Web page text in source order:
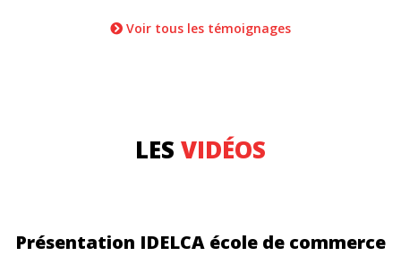
Voir tous les témoignages
LES VIDÉOS
Présentation IDELCA école de commerce